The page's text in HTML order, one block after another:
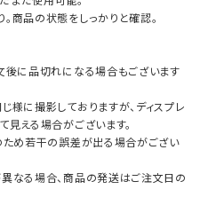
。商品の状態をしっかりと確認。
に品切れになる場合もございます
に撮影しておりますが、ディスプレ
える場合がございます。
め若干の誤差が出る場合がござい
なる場合、商品の発送はご注文日の